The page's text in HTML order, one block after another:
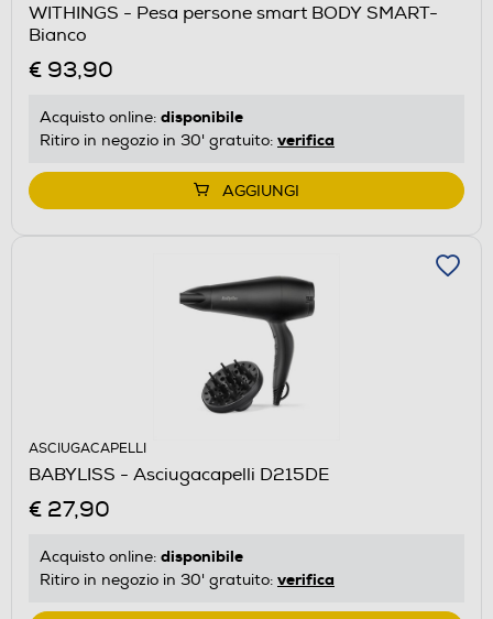
WITHINGS - Pesa persone smart BODY SMART-
Bianco
€ 93,90
Acquisto online: disponibile
Ritiro in negozio in 30' gratuito: verifica
AGGIUNGI
ASCIUGACAPELLI
BABYLISS - Asciugacapelli D215DE
€ 27,90
Acquisto online: disponibile
Ritiro in negozio in 30' gratuito: verifica